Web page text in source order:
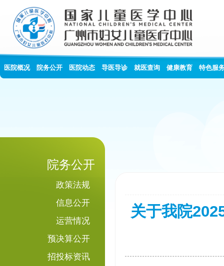
医院概况 院务公开 医院动态 导医导诊 就医查询 健康教育 特色服
院务公开
政策法规
信息公开
运营情况
预决算公开
招投标资讯
关于我院